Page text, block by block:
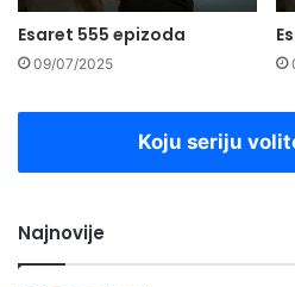
Esaret 555 epizoda
09/07/2025
Koju seriju
Najnovije